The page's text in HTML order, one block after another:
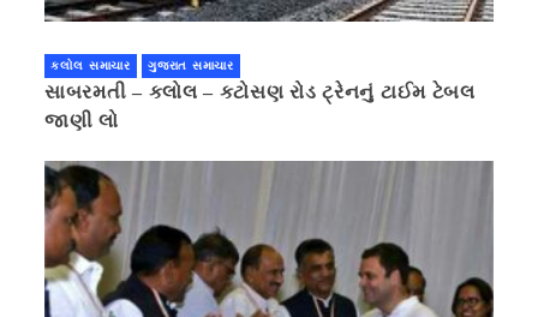
કલોલ સમાચાર ગુજરાત સમાચાર
સાબરમતી – કલોલ – કટોસણ રોડ ટ્રેનનું ટાઈમ ટેબલ
જાણી લો